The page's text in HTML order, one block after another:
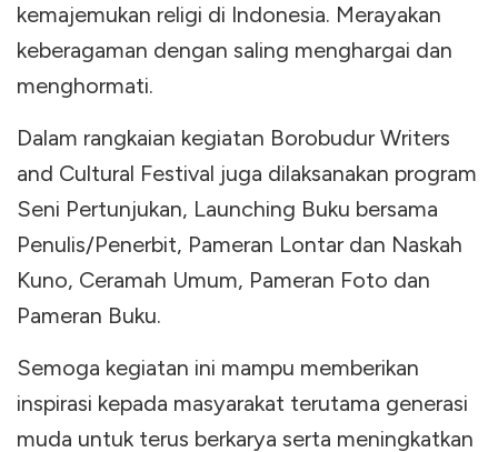
kemajemukan religi di Indonesia. Merayakan
keberagaman dengan saling menghargai dan
menghormati.
Dalam rangkaian kegiatan Borobudur Writers
and Cultural Festival juga dilaksanakan program
Seni Pertunjukan, Launching Buku bersama
Penulis/Penerbit, Pameran Lontar dan Naskah
Kuno, Ceramah Umum, Pameran Foto dan
Pameran Buku.
Semoga kegiatan ini mampu memberikan
inspirasi kepada masyarakat terutama generasi
muda untuk terus berkarya serta meningkatkan